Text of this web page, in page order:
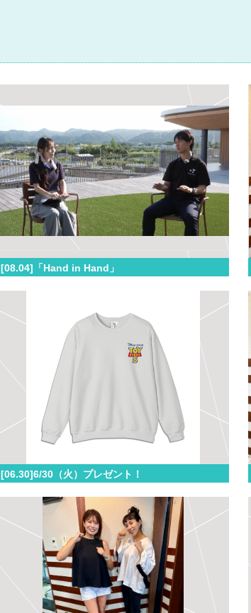
[08.04]「Hand in Hand」
[06.30]6/30（火）プレゼント！